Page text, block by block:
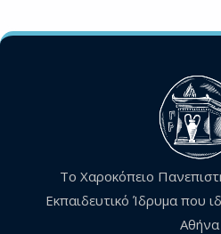
Το Χαροκόπειο
Εκπαιδευτικό Ίδρυμα που
Αθήνα